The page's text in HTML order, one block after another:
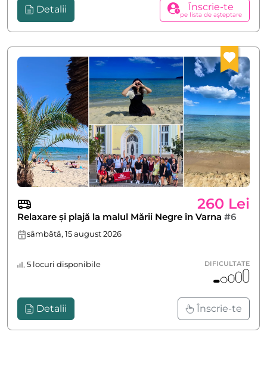
Detalii Înscrie-te
pe lista de așteptare
260 Lei
Relaxare și plajă la malul Mării Negre în Varna #6
sâmbătă, 15 august 2026
5 locuri disponibile DIFICULTATE
Detalii Înscrie-te